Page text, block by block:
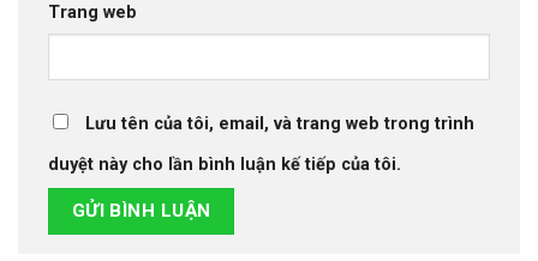
Trang web
Lưu tên của tôi, email, và trang web trong trình
duyệt này cho lần bình luận kế tiếp của tôi.